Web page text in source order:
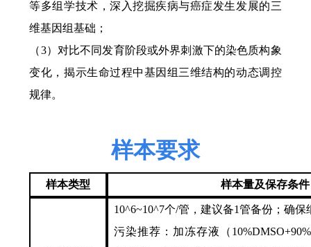
等多组学技术，深入挖掘疾病与癌症发生发展的三
维基因组基础；
（3）对比不同发育阶段或外界刺激下的染色质构象
变化，揭示生命过程中基因组三维结构的动态调控
规律。
样本要求
样本类型 样本量及保存条件
10^6~10^7个/管，建议备1管备份；确
污染推荐：加冻存液（